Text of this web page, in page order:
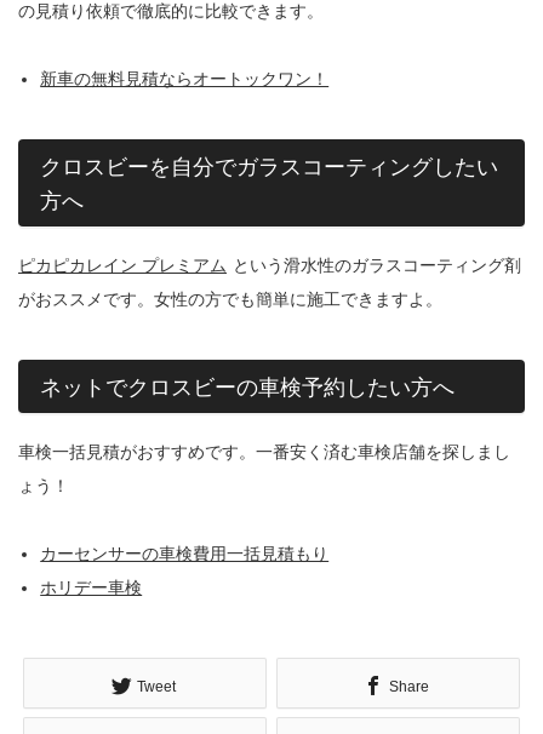
の見積り依頼で徹底的に比較できます。
新車の無料見積ならオートックワン！
クロスビーを自分でガラスコーティングしたい
方へ
ピカピカレイン プレミアム という滑水性のガラスコーティング剤
がおススメです。女性の方でも簡単に施工できますよ。
ネットでクロスビーの車検予約したい方へ
車検一括見積がおすすめです。一番安く済む車検店舗を探しまし
ょう！
カーセンサーの車検費用一括見積もり
ホリデー車検
Tweet Share